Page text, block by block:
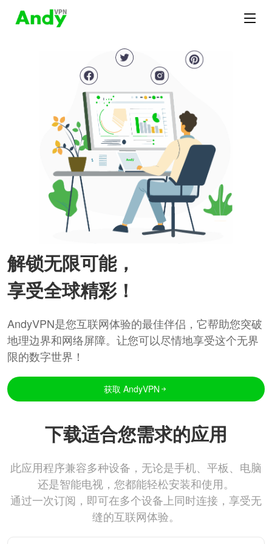
解锁无限可能，
享受全球精彩！
AndyVPN是您互联网体验的最佳伴侣，它帮助您突破
地理边界和网络屏障。让您可以尽情地享受这个无界
限的数字世界！
获取 AndyVPN
下载适合您需求的应用
此应用程序兼容多种设备，无论是手机、平板、电脑
还是智能电视，您都能轻松安装和使用。
通过一次订阅，即可在多个设备上同时连接，享受无
缝的互联网体验。